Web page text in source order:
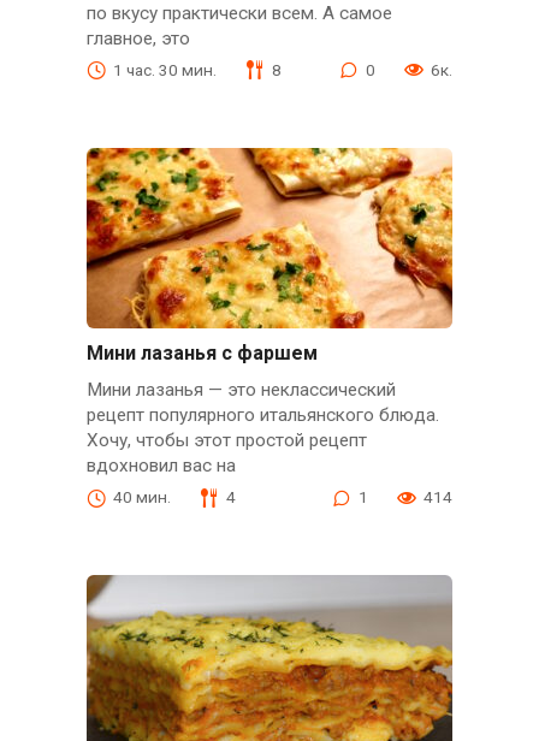
по вкусу практически всем. А самое
главное, это
1 час. 30 мин. 8 0 6к.
Мини лазанья с фаршем
Мини лазанья — это неклассический
рецепт популярного итальянского блюда.
Хочу, чтобы этот простой рецепт
вдохновил вас на
40 мин. 4 1 414